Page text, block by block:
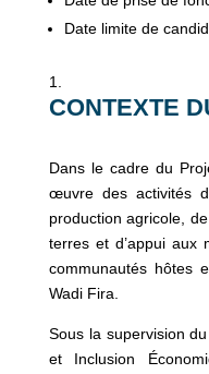
Date limite de
CONTEXTE
Dans le cadre du
œuvre des activités
production agricole,
terres et d’appui aux
communautés hôtes
Wadi Fira.
Sous la supervision
et Inclusion